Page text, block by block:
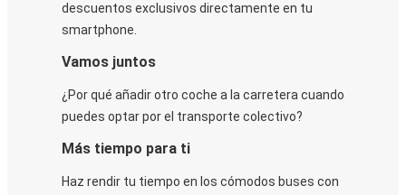
descuentos exclusivos directamente en tu
smartphone.
Vamos juntos
¿Por qué añadir otro coche a la carretera cuando
puedes optar por el transporte colectivo?
Más tiempo para ti
Haz rendir tu tiempo en los cómodos buses con